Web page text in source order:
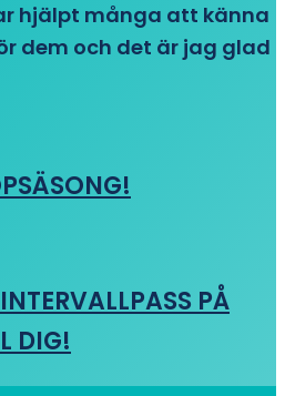
hjälpt många att känna
dem och det är jag glad
PÅ
DIG!